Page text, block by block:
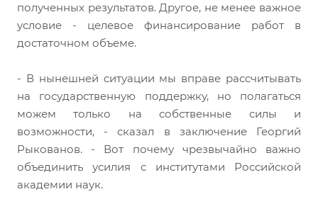
полученных результатов. Другое, не менее важное
условие - целевое финансирование работ в
достаточном объеме.
- В нынешней ситуации мы вправе рассчитывать
на государственную поддержку, но полагаться
можем только на собственные силы и
возможности, - сказал в заключение Георгий
Рыкованов. - Вот почему чрезвычайно важно
объединить усилия с институтами Российской
академии наук.